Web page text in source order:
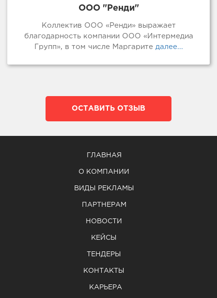
ООО "Ренди"
Коллектив ООО «Ренди» выражает
благодарность компании ООО «Интермедиа
Групп», в том числе Маргарите далее...
ОСТАВИТЬ ОТЗЫВ
ГЛАВНАЯ
О КОМПАНИИ
ВИДЫ РЕКЛАМЫ
ПАРТНЕРАМ
НОВОСТИ
КЕЙСЫ
ТЕНДЕРЫ
КОНТАКТЫ
КАРЬЕРА